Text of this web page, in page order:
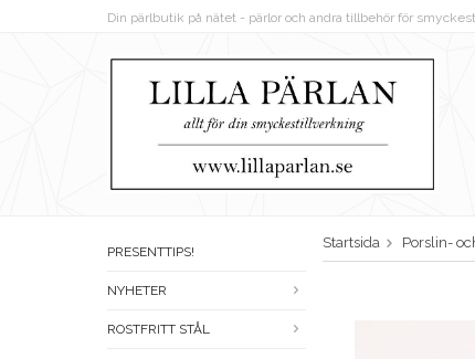
Din pärlbutik på nätet - pärlor och andra tillbehör för
PRESENTTIPS!
NYHETER
ROSTFRITT STÅL
Startsida Porslin-